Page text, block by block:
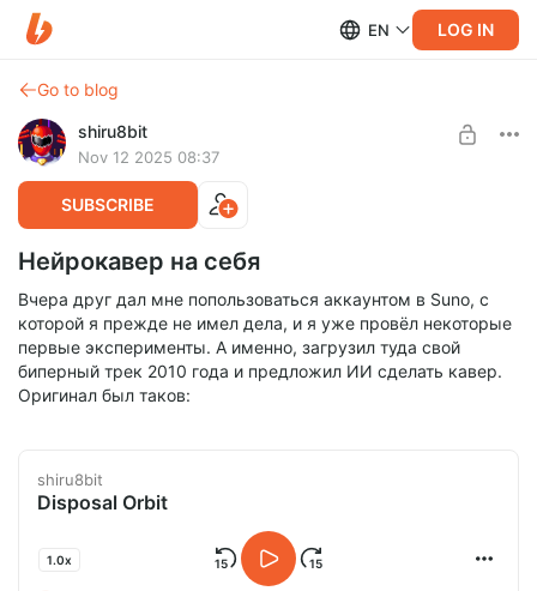
EN LOG IN
Go to blog
shiru8bit
Nov 12 2025 08:37
SUBSCRIBE
Нейрокавер на себя
Вчера друг дал мне попользоваться аккаунтом в Suno, с
которой я прежде не имел дела, и я уже провёл некоторые
первые эксперименты. А именно, загрузил туда свой
биперный трек 2010 года и предложил ИИ сделать кавер.
Оригинал был таков:
shiru8bit
Disposal Orbit
1.0x